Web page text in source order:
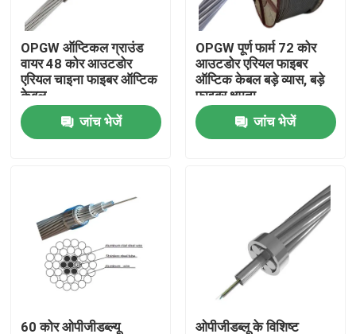
कारखाना भ्रमण
गुणवत्ता नियंत्रण
संपर्क करें
आउटडोर फाइबर ऑप्टिक केबल
इंडोर फाइबर ऑप्टिक केबल
फाइबर ऑप्टिक केबल
OPGW ऑप्टिकल ग्राउंड
वायर 48 कोर आउटडोर
एरियल चाइना फाइबर ऑप्टिक
केबल
जांच भेजें
OPGW पूर्ण फार्म 72 कोर
आउटडोर एरियल फाइबर
ऑप्टिक केबल बड़े व्यास, बड़े
फाइबर क्षमता
जांच भेजें
60 कोर ओपीजीडब्ल्यू ओपीजीडब्लू के विशिष्ट